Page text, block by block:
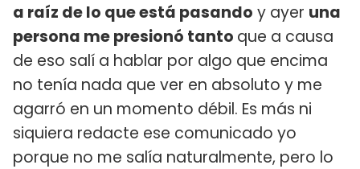
a raíz de lo que está pasando y ayer una
persona me presionó tanto que a causa
de eso salí a hablar por algo que encima
no tenía nada que ver en absoluto y me
agarró en un momento débil. Es más ni
siquiera redacte ese comunicado yo
porque no me salía naturalmente, pero lo